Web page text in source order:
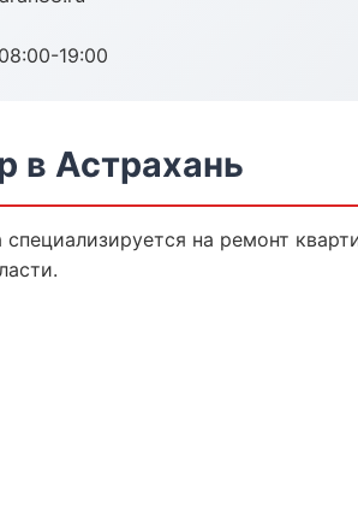
19:00
в Астрахань
на ремонт